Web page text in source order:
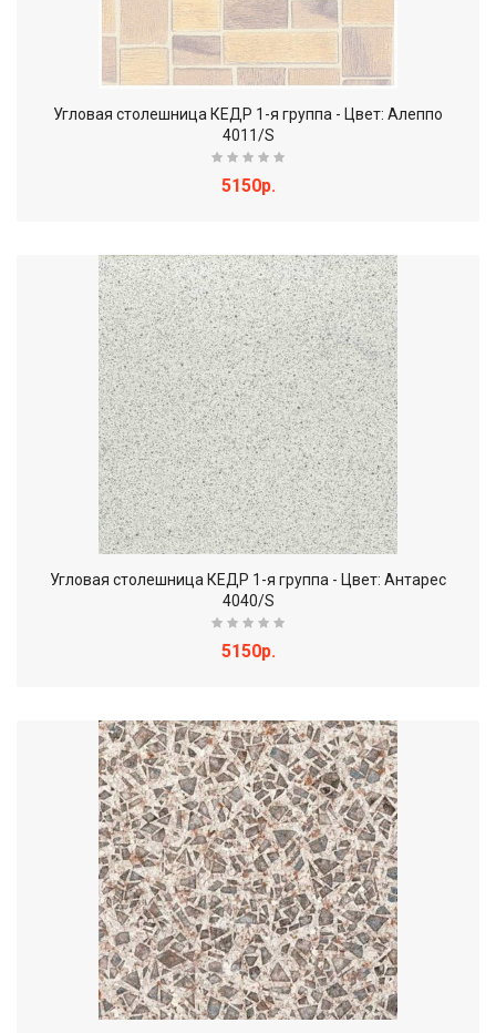
Угловая столешница КЕДР 1-я группа - Цвет: Алеппо
4011/S
5150р.
Угловая столешница КЕДР 1-я группа - Цвет: Антарес
4040/S
5150р.